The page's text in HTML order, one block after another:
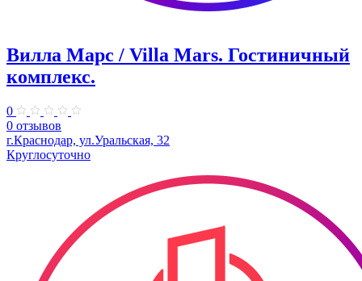
Вилла Марс / Villa Mars. Гостиничный
комплекс.
0
0 отзывов
г.Краснодар, ул.Уральская, 32
Круглосуточно